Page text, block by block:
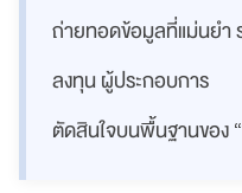
ถ่ายทอดข้อมูลที่แม่นยำ
ลงทุน ผู้ประกอบการ
ตัดสินใจบนพื้นฐานของ “